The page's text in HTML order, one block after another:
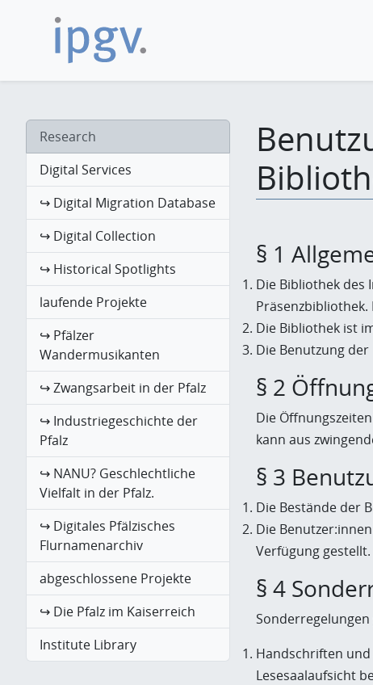
Research
Digital Services
↪ Digital Migration Database
↪ Digital Collection
↪ Historical Spotlights
laufende Projekte
↪ Pfälzer
Wandermusikanten
↪ Zwangsarbeit in der Pfalz
↪ Industriegeschichte der
Pfalz
↪ NANU? Geschlechtliche
Vielfalt in der Pfalz.
↪ Digitales Pfälzisches
Flurnamenarchiv
abgeschlossene Projekte
↪ Die Pfalz im Kaiserreich
Institute Library
§ 1
Die Bibliothek des
Präsenzbibliothek.
Die Bibliothek ist
Die Benutzung
§ 2
Die
kann aus
§ 3
Die Bestände der
Die
Verfügung gestellt.
§ 4
Handschriften
Lesesaalaufsicht